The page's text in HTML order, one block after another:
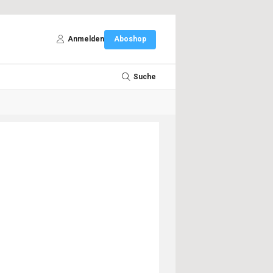
Anmelden Aboshop
Suche